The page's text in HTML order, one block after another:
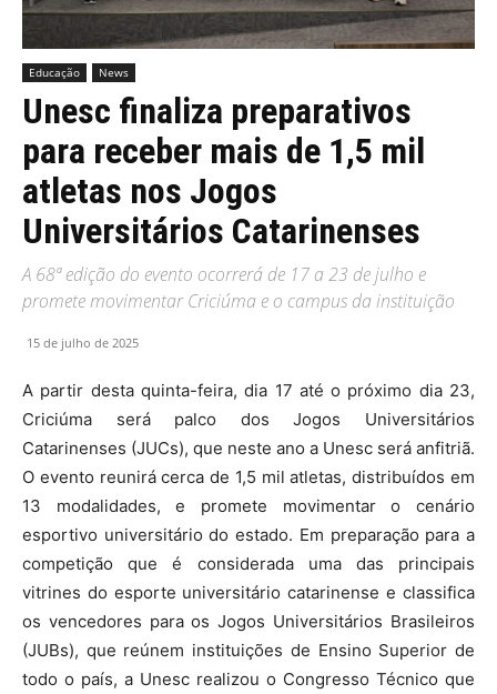
Educação News
Unesc finaliza preparativos
para receber mais de 1,5 mil
atletas nos Jogos
Universitários Catarinenses
A 68ª edição do evento ocorrerá de 17 a 23 de julho e
promete movimentar Criciúma e o campus da instituição
15 de julho de 2025
A partir desta quinta-feira, dia 17 até o próximo dia 23,
Criciúma será palco dos Jogos Universitários
Catarinenses (JUCs), que neste ano a Unesc será anfitriã.
O evento reunirá cerca de 1,5 mil atletas, distribuídos em
13 modalidades, e promete movimentar o cenário
esportivo universitário do estado. Em preparação para a
competição que é considerada uma das principais
vitrines do esporte universitário catarinense e classifica
os vencedores para os Jogos Universitários Brasileiros
(JUBs), que reúnem instituições de Ensino Superior de
todo o país, a Unesc realizou o Congresso Técnico que